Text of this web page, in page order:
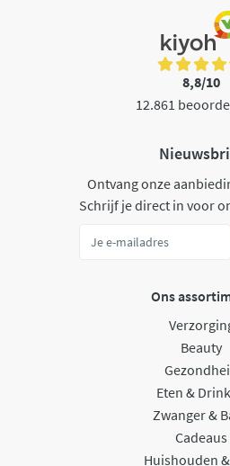
8,8/10
12.861
Ontvang onze
Schrijf je direct in voor
Ons
Beauty
Eten &
Zwanger &
Cadeaus
Huishouden